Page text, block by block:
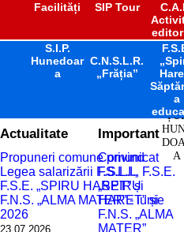
R
JUDE
A
Facilități SIP Tour
S.I.P.
Hunedoar
a
C.N.S.L.R.
„Frăția”
a
Actualitate
Propuneri comune privind
Legea salarizării F.S.L.I.,
F.S.E. „SPIRU HARET” și
F.N.S. „ALMA MATER” - iunie
2026
23.07.2026
Important
Comunicat
F.S.L.I., F.S.E.
„SPIRU
HARET” și
F.N.S. „ALMA
MATER”